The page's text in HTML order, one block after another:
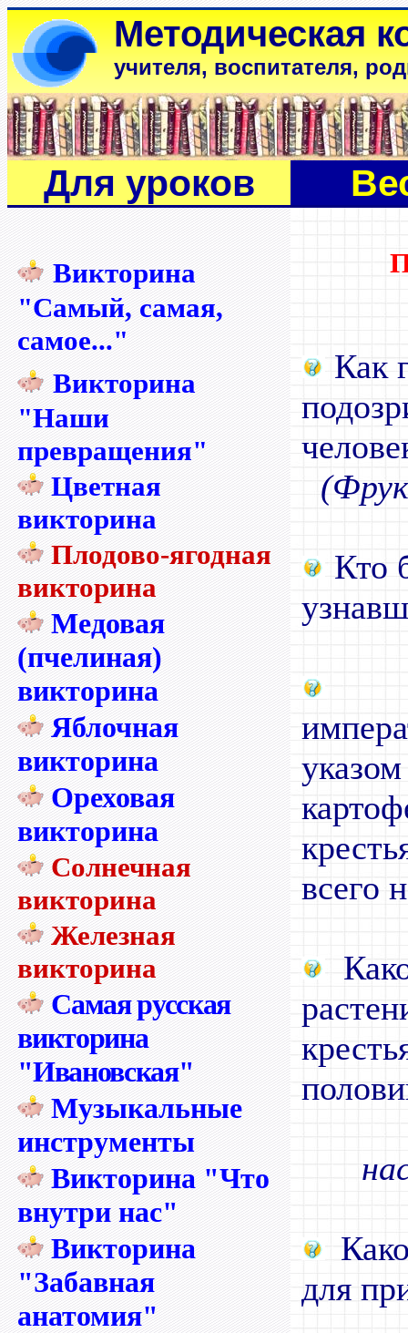
Методическая
учителя, воспитателя,
Для уроков
Викторина
"Самый, самая,
самое..."
Викторина
"Наши
превращения"
Цветная
викторина
Плодово-ягодная
викторина
Медовая
(пчелиная)
викторина
Яблочная
викторина
Ореховая
викторина
Солнечная
викторина
Железная
викторина
Самая русская
викторина
"Ивановская"
Музыкальные
инструменты
Викторина "Что
внутри нас"
Викторина
"Забавная
анатомия"
Как
Кто
всего
для